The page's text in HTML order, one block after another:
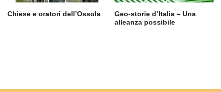
Chiese e oratori dell’Ossola
Geo-storie d’Italia – Una
alleanza possibile